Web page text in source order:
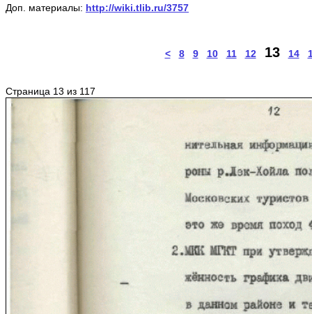
Доп. материалы: http://wiki.tlib.ru/3757
< 8 9 10 11 12 13 14
Страница 13 из 117